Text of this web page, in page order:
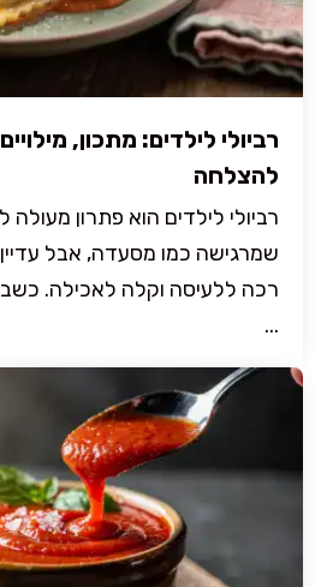
רביולי לילדים: מתכון,
להצלחה
רביולי לילדים הוא פתרון מעולה
שמרגישה כמו מסעדה, אבל
רכה ללעיסה וקלה לאכילה.
...